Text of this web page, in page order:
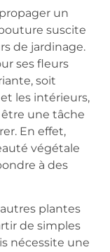
un
suscite
de jardinage.
ses fleurs
soit
les intérieurs,
être une tâche
En effet,
végétale
à des
plantes
de simples
nécessite une